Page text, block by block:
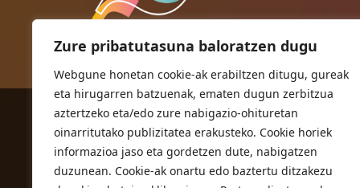
Zure pribatutasuna baloratzen dugu
Webgune honetan cookie-ak erabiltzen ditugu, gureak
eta hirugarren batzuenak, ematen dugun zerbitzua
aztertzeko eta/edo zure nabigazio-ohituretan
oinarritutako publizitatea erakusteko. Cookie horiek
informazioa jaso eta gordetzen dute, nabigatzen
duzunean. Cookie-ak onartu edo baztertu ditzakezu
ORIOKO UDALA
Herriko plaza,1
20810 Orio (Gipuzkoa)
T. 943 83 03 46